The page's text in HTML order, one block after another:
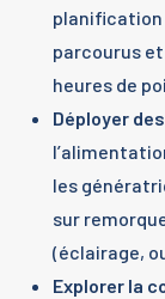
planification
parcourus
heures de
Déployer
les
sur
(éclairage,
Explorer la